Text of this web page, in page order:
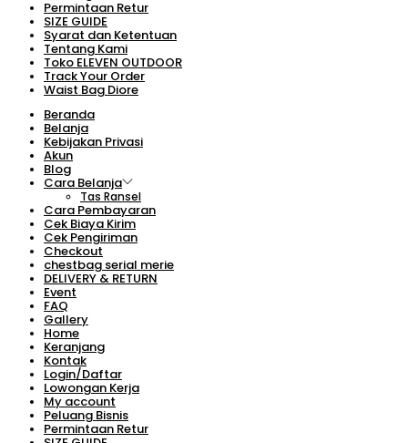
Permintaan Retur
SIZE GUIDE
Syarat dan Ketentuan
Tentang Kami
Toko ELEVEN OUTDOOR
Track Your Order
Waist Bag Diore
Beranda
Belanja
Kebijakan Privasi
Akun
Blog
Cara Belanja
Tas Ransel
Cara Pembayaran
Cek Biaya Kirim
Cek Pengiriman
Checkout
chestbag serial merie
DELIVERY & RETURN
Event
FAQ
Gallery
Home
Keranjang
Kontak
Login/Daftar
Lowongan Kerja
My account
Peluang Bisnis
Permintaan Retur